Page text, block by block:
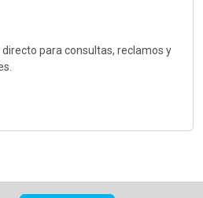
para consultas, reclamos y